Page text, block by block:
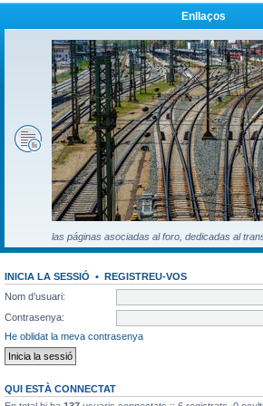
Enllaços
las páginas asociadas al foro, dedicadas al
INICIA LA SESSIÓ • REGISTREU-VOS
Nom d’usuari:
Contrasenya:
He oblidat la meva contrasenya
QUI ESTÀ CONNECTAT